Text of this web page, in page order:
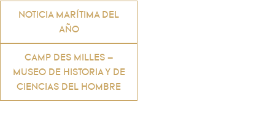
Navegación
de
entradas
NOTICIA MARÍTIMA DEL
AÑO
CAMP DES MILLES –
MUSEO DE HISTORIA Y DE
CIENCIAS DEL HOMBRE